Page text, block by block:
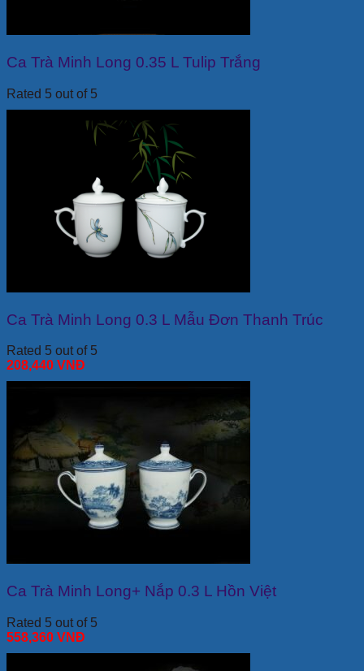
Ca Trà Minh Long 0.35 L Tulip Trắng
Rated 5 out of 5
Ca Trà Minh Long 0.3 L Mẫu Đơn Thanh Trúc
Rated 5 out of 5
208,440 VNĐ
Ca Trà Minh Long+ Nắp 0.3 L Hồn Việt
Rated 5 out of 5
558,360 VNĐ